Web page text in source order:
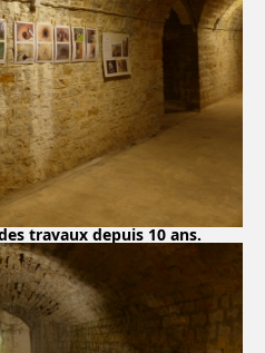
travaux depuis 10 ans.